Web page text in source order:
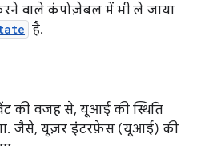
वाले कंपोज़ेबल में भी ले जाया
है.
की वजह से, यूआई की स्थिति
जैसे, यूज़र इंटरफ़ेस (यूआई) की